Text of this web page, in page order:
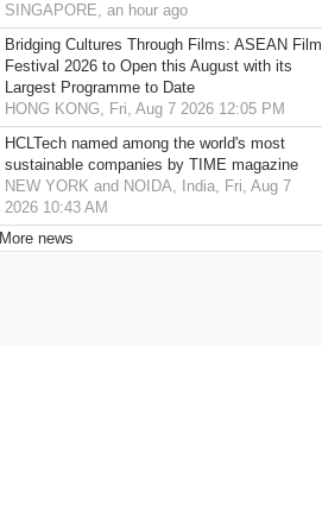
SINGAPORE, an hour ago
Bridging Cultures Through Films: ASEAN Film
Festival 2026 to Open this August with its
Largest Programme to Date
HONG KONG, Fri, Aug 7 2026 12:05 PM
HCLTech named among the world's most
sustainable companies by TIME magazine
NEW YORK and NOIDA, India, Fri, Aug 7
2026 10:43 AM
More news